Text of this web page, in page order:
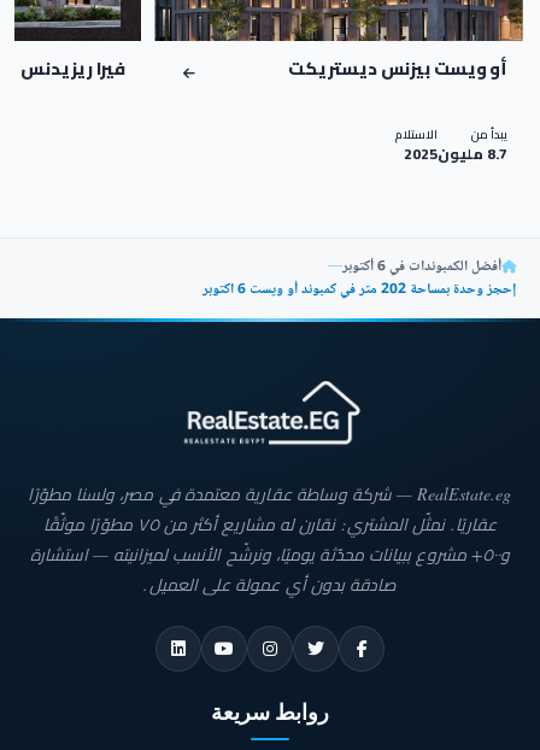
أو ويست بيزنس ديستريكت
يبدأ من
8.7 مليون
الاستلام
2025
فيرا ريزيدنس
أفضل الكمبوندات في 6 أكتوبر
—
إحجز وحدة بمساحة 202 متر في كمبوند أو ويست 6 اكتوبر
RealEstate.eg — شركة وساطة عقارية معتمدة في مصر، ولسنا مطوّرًا
عقاريًا. نمثّل المشتري: نقارن له مشاريع أكثر من ٧٥ مطوّرًا موثّقًا
و٥٠٠+ مشروع ببيانات محدّثة يوميًا، ونرشّح الأنسب لميزانيته — استشارة
صادقة بدون أي عمولة على العميل.
روابط سريعة